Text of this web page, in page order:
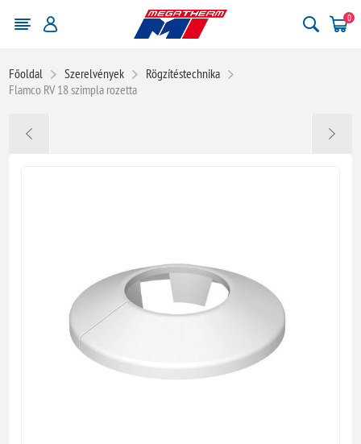
0
Főoldal Szerelvények
Rögzítéstechnika
Flamco RV 18 szimpla rozetta